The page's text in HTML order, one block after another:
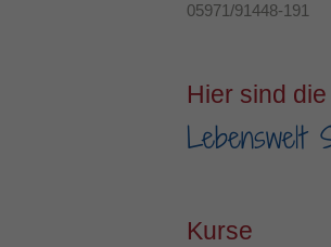
05971/91448-191
Hier sind
Lebenswelt
Kurse